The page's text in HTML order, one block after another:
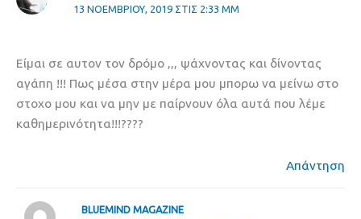
13 ΝΟΕΜΒΡΊΟΥ, 2019 ΣΤΙΣ 2:33 ΜΜ
Είμαι σε αυτον τον δρόμο ,,, ψάχνοντας και δίνοντας
αγάπη !!! Πως μέσα στην μέρα μου μπορω να μείνω στο
στοχο μου και να μην με παίρνουν όλα αυτά που λέμε
καθημερινότητα!!!????
Απάντηση
BLUEMIND MAGAZINE